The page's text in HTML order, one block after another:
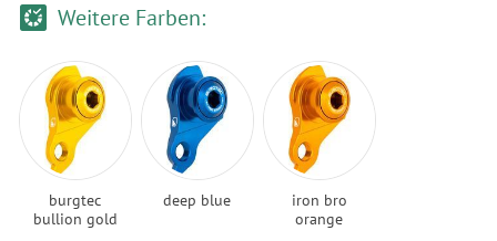
Weitere Farben:
burgtec
bullion gold
deep blue
iron bro
orange